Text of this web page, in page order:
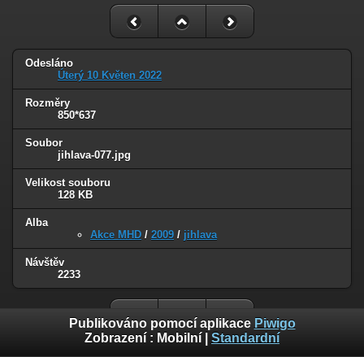
Odesláno
Úterý 10 Květen 2022
Rozměry
850*637
Soubor
jihlava-077.jpg
Velikost souboru
128 KB
Alba
Akce MHD / 2009 / jihlava
Návštěv
2233
Publikováno pomocí aplikace Piwigo
Zobrazení : Mobilní Standardní